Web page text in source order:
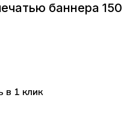
баннера 150
в 1 клик